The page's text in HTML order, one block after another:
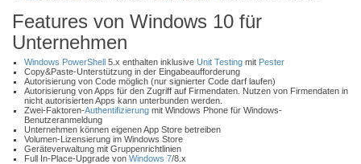
Features von Windows 10 für
Unternehmen
Windows PowerShell 5.x enthalten inklusive Unit Testing mit Pester
Copy&Paste-Unterstützung in der Eingabeaufforderung
Autorisierung von Code möglich (nur signierter Code darf laufen)
Autorisierung von Apps für den Zugriff auf Firmendaten. Nutzen von Firmendaten in
nicht autorisierten Apps kann unterbunden werden.
Zwei-Faktoren-Authentifizierung mit Windows Phone für Windows-
Benutzeranmeldung
Unternehmen können eigenen App Store betreiben
Volumen-Lizensierung im Windows Store
Geräteverwaltung mit Gruppenrichtlinien
Full In-Place-Upgrade von Windows 7/8.x